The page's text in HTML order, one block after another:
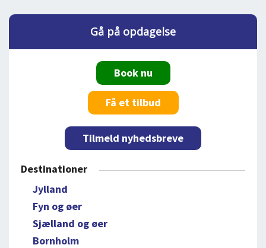
Gå på opdagelse
Book nu
Få et tilbud
Tilmeld nyhedsbreve
Destinationer
Jylland
Fyn og øer
Sjælland og øer
Bornholm